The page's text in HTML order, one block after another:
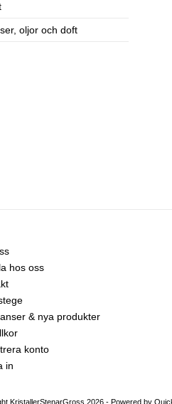
oljor och doft
hos oss
& nya produkter
konto
in
KristallerStenarGross 2026 - Powered by